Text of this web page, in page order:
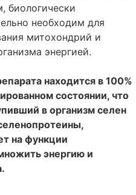
биологически
необходим для
митохондрий и
энергией.
находится в 100%
состоянии, что
в организм селен
на функции
энергию и